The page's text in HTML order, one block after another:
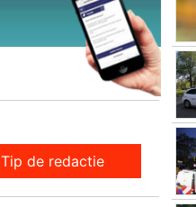
Tip de redactie